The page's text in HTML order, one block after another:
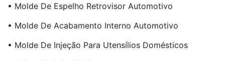
• Molde De Espelho Retrovisor Automotivo
• Molde De Acabamento Interno Automotivo
• Molde De Injeção Para Utensílios Domésticos